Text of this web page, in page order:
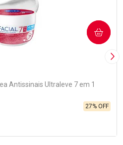
Antissinais Ultraleve 7 em 1
27% OFF
COMPRAR